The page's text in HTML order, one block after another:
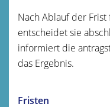
Nach Ablauf der
entscheidet sie ab
informiert die
das Ergebnis.
Fristen